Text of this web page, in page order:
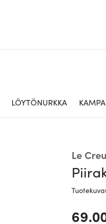
LÖYTÖNURKKA
Le